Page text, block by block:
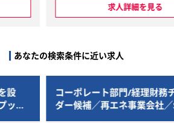
対象会社の企業価値
内容の実地調査等
ません
【スキーム案作成
するための最適取引
構築
求人詳細を見る
あなたの検索条件に近い求人
設
ット
コーポレート部門/経理財務
ダー候補／再エネ事業会社